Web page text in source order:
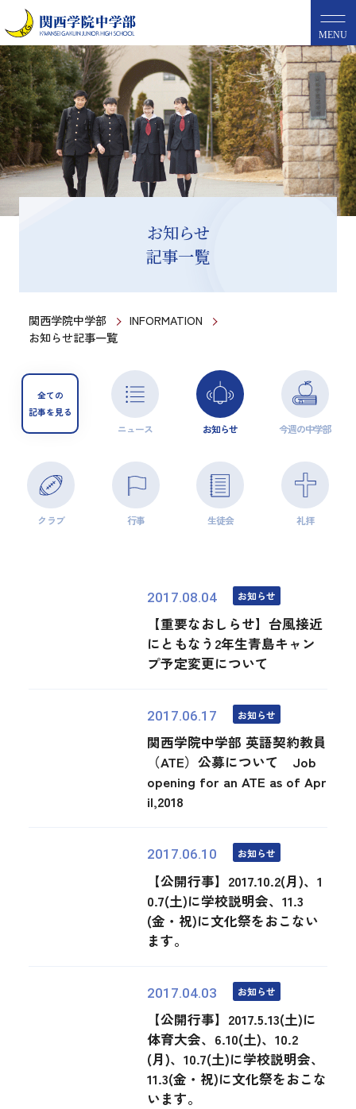
MENU
お知らせ
記事一覧
関西学院中学部
INFORMATION
お知らせ記事一覧
全ての
記事を見る
ニュース お知らせ 今週の中学部
クラブ 行事 生徒会 礼拝
2017.08.04 お知らせ
【重要なおしらせ】台風接近
にともなう2年生青島キャン
プ予定変更について
2017.06.17 お知らせ
関西学院中学部 英語契約教員
（ATE）公募について Job
opening for an ATE as of Apr
il,2018
2017.06.10 お知らせ
【公開行事】2017.10.2(月)、1
0.7(土)に学校説明会、11.3
(金・祝)に文化祭をおこない
ます。
2017.04.03 お知らせ
【公開行事】2017.5.13(土)に
体育大会、6.10(土)、10.2
(月)、10.7(土)に学校説明会、
11.3(金・祝)に文化祭をおこな
います。